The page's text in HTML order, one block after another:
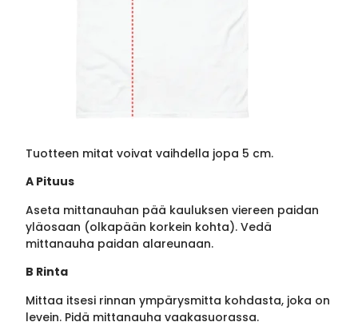
Tuotteen mitat voivat vaihdella jopa 5 cm.
A Pituus
Aseta mittanauhan pää kauluksen viereen paidan
yläosaan (olkapään korkein kohta). Vedä
mittanauha paidan alareunaan.
B Rinta
Mittaa itsesi rinnan ympärysmitta kohdasta, joka on
levein. Pidä mittanauha vaakasuorassa.